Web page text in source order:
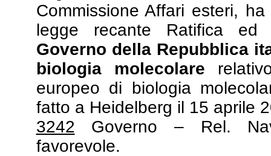
Commissione Affari esteri,
legge recante Ratifica ed
Governo della Repubblica
biologia molecolare
europeo di biologia
fatto a Heidelberg il 15 aprile
3242 Governo – Rel.
favorevole.